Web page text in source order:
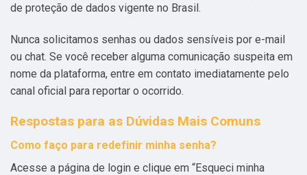
de proteção de dados vigente no Brasil.
Nunca solicitamos senhas ou dados sensíveis por e-mail
ou chat. Se você receber alguma comunicação suspeita em
nome da plataforma, entre em contato imediatamente pelo
canal oficial para reportar o ocorrido.
Respostas para as Dúvidas Mais Comuns
Como faço para redefinir minha senha?
Acesse a página de login e clique em “Esqueci minha